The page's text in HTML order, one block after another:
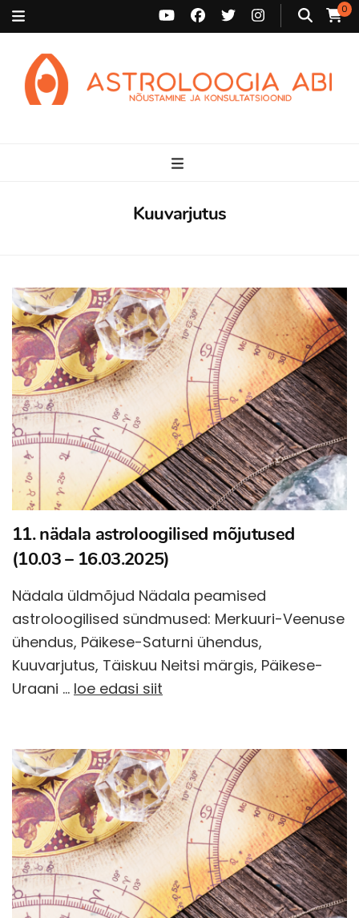
0
Kuuvarjutus
11. nädala astroloogilised mõjutused
(10.03 – 16.03.2025)
Nädala üldmõjud Nädala peamised
astroloogilised sündmused: Merkuuri-Veenuse
ühendus, Päikese-Saturni ühendus,
Kuuvarjutus, Täiskuu Neitsi märgis, Päikese-
Uraani … loe edasi siit